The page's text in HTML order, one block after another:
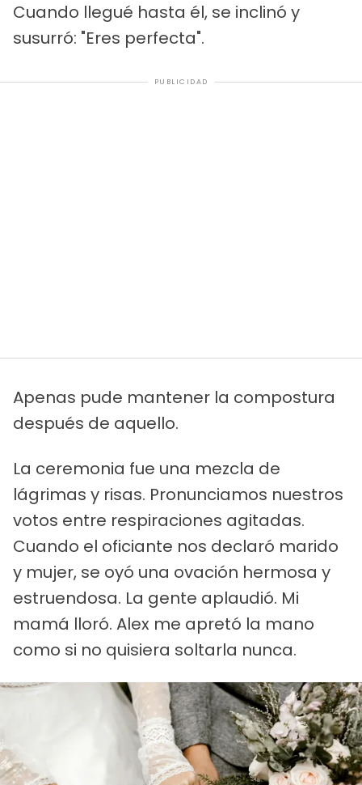
Cuando llegué hasta él, se inclinó y
susurró: "Eres perfecta".
PUBLICIDAD
Apenas pude mantener la compostura
después de aquello.
La ceremonia fue una mezcla de
lágrimas y risas. Pronunciamos nuestros
votos entre respiraciones agitadas.
Cuando el oficiante nos declaró marido
y mujer, se oyó una ovación hermosa y
estruendosa. La gente aplaudió. Mi
mamá lloró. Alex me apretó la mano
como si no quisiera soltarla nunca.